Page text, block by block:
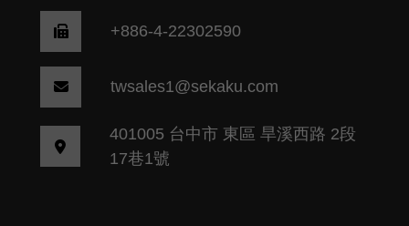
+886-4-22302590
twsales1@sekaku.com
401005 台中市 東區 旱溪西路 2段
17巷1號